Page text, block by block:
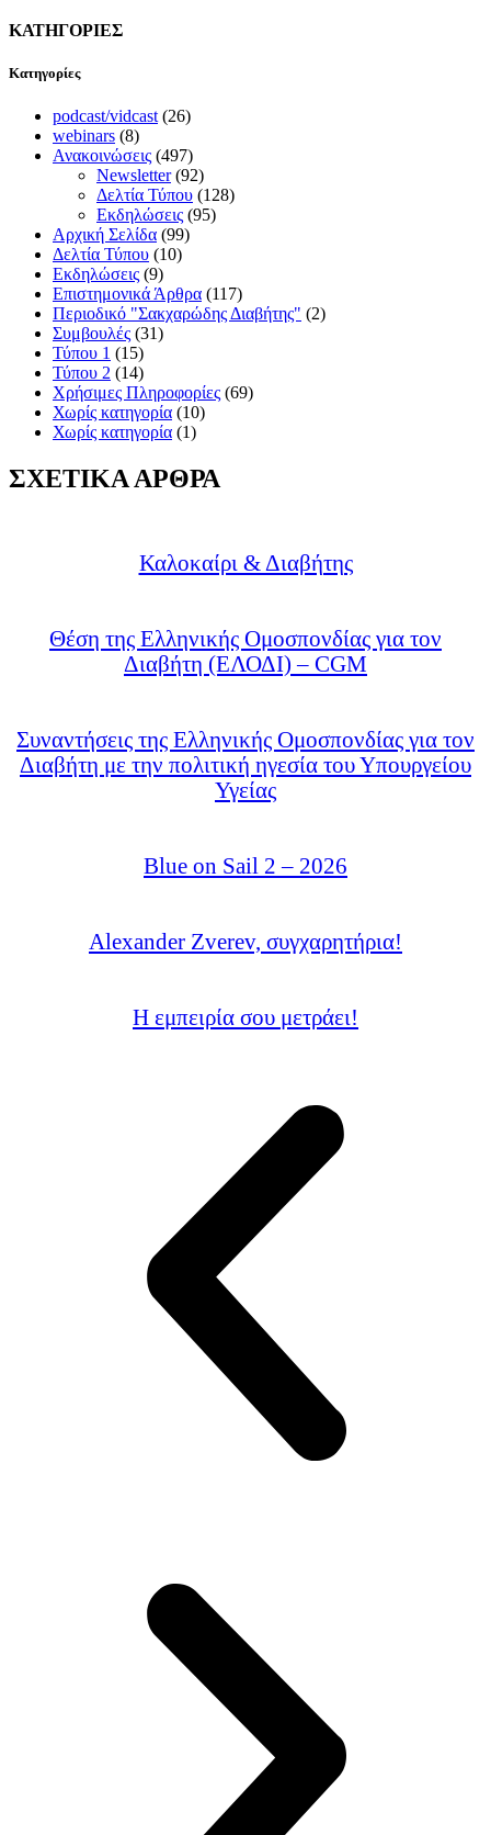
ΚΑΤΗΓΟΡΙΕΣ
Kατηγορίες
podcast/vidcast (26)
webinars (8)
Ανακοινώσεις (497)
Newsletter(92)
Δελτία Τύπου (128)
Εκδηλώσεις (95)
Αρχική Σελίδα (99)
Δελτία Τύπου (10)
Εκδηλώσεις (9)
Επιστημονικά Άρθρα (117)
Περιοδικό "Σακχαρώδης Διαβήτης" (2)
Συμβουλές (31)
Τύπου 1 (15)
Τύπου 2 (14)
Χρήσιμες Πληροφορίες (69)
Χωρίς κατηγορία (10)
Χωρίς κατηγορία (1)
ΣΧΕΤΙΚΑ ΑΡΘΡΑ
Καλοκαίρι & Διαβήτης
Θέση της Ελληνικής Ομοσπονδίας για τον
Διαβήτη (ΕΛΟΔΙ) – CGM
Συναντήσεις της Ελληνικής Ομοσπονδίας για τον
Διαβήτη με την πολιτική ηγεσία του Υπουργείου
Υγείας
Blue on Sail 2 – 2026
Alexander Zverev, συγχαρητήρια!
Η εμπειρία σου μετράει!